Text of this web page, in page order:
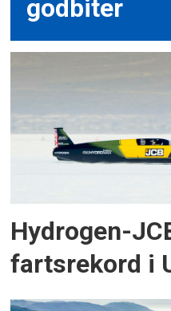
godbiter
Hydrogen-
fartsrekord i